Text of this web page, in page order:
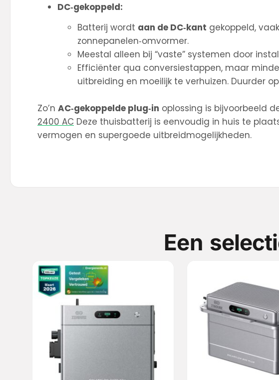
DC‑gekoppeld:
Batterij wordt aan de DC‑kant gekoppeld,
zonnepanelen‑omvormer.
Meestal alleen bij “vaste” systemen door
Efficiënter qua conversiestappen, maar
uitbreiding en moeilijk te verhuizen. Duurder
Zo’n AC‑gekoppelde plug‑in oplossing is bijvoorbeeld
2400 AC Deze thuisbatterij is eenvoudig in huis te
vermogen en supergoede uitbreidmogelijkheden.
Een